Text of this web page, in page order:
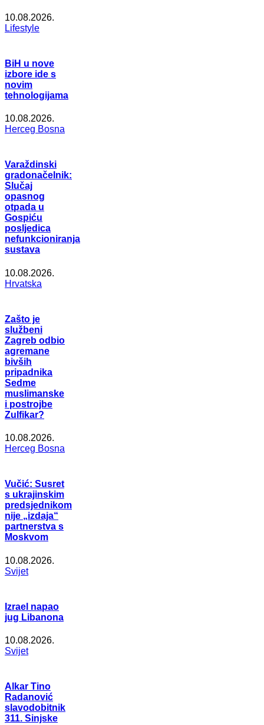
10.08.2026.
Lifestyle
BiH u nove
izbore ide s
novim
tehnologijama
10.08.2026.
Herceg Bosna
Varaždinski
gradonačelnik:
Slučaj
opasnog
otpada u
Gospiću
posljedica
nefunkcioniranja
sustava
10.08.2026.
Hrvatska
Zašto je
službeni
Zagreb odbio
agremane
bivših
pripadnika
Sedme
muslimanske
i postrojbe
Zulfikar?
10.08.2026.
Herceg Bosna
Vučić: Susret
s ukrajinskim
predsjednikom
nije „izdaja“
partnerstva s
Moskvom
10.08.2026.
Svijet
Izrael napao
jug Libanona
10.08.2026.
Svijet
Alkar Tino
Radanović
slavodobitnik
311. Sinjske